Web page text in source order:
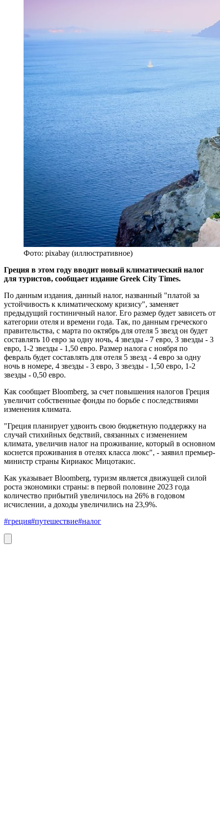
Фото: pixabay (иллюстративное)
Греция в этом году вводит новый климатический налог
для туристов, сообщает издание Greek City Times.
По данным издания, данный налог, названный "платой за
устойчивость к климатическому кризису", заменяет
предыдущий гостиничный налог. Его размер будет зависеть от
категории отеля и времени года. Так, по данным греческого
правительства, с марта по октябрь для отеля 5 звезд он будет
составлять 10 евро за одну ночь, 4 звезды - 7 евро, 3 звезды - 3
евро, 1-2 звезды - 1,50 евро. Размер налога с ноября по
февраль будет составлять для отеля 5 звезд - 4 евро за одну
ночь в номере, 4 звезды - 3 евро, 3 звезды - 1,50 евро, 1-2
звезды - 0,50 евро.
Как сообщает Bloomberg, за счет повышения налогов Греция
увеличит собственные фонды по борьбе с последствиями
изменения климата.
"Греция планирует удвоить свою бюджетную поддержку на
случай стихийных бедствий, связанных с изменением
климата, увеличив налог на проживание, который в основном
коснется проживания в отелях класса люкс", - заявил премьер-
министр страны Кириакос Мицотакис.
Как указывает Bloomberg, туризм является движущей силой
роста экономики страны: в первой половине 2023 года
количество прибытий увеличилось на 26% в годовом
исчислении, а доходы увеличились на 23,9%.
#греция#путешествие#налог